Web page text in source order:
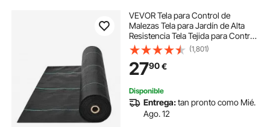
VEVOR Tela para Control de
Malezas Tela para Jardín de Alta
Resistencia Tela Tejida para Control
de Malezas de PP Tela Geotextil
para Paisajismo Vellón de Malas
Hierbas 1 x 50 m, 100 g/m², Negro
(1,801)
2790€
Disponible
Entrega:tan pronto como Mié.
Ago. 12